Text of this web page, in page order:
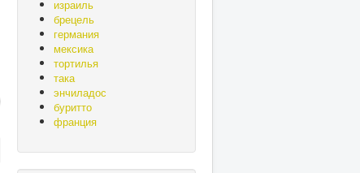
израиль
брецель
германия
мексика
тортилья
така
энчиладос
буритто
франция